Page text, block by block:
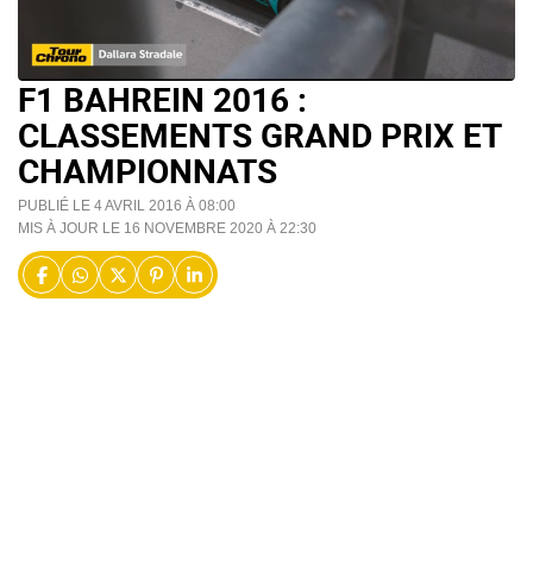
F1 BAHREIN 2016 :
CLASSEMENTS GRAND PRIX ET
CHAMPIONNATS
PUBLIÉ LE 4 AVRIL 2016 À 08:00
MIS À JOUR LE 16 NOVEMBRE 2020 À 22:30